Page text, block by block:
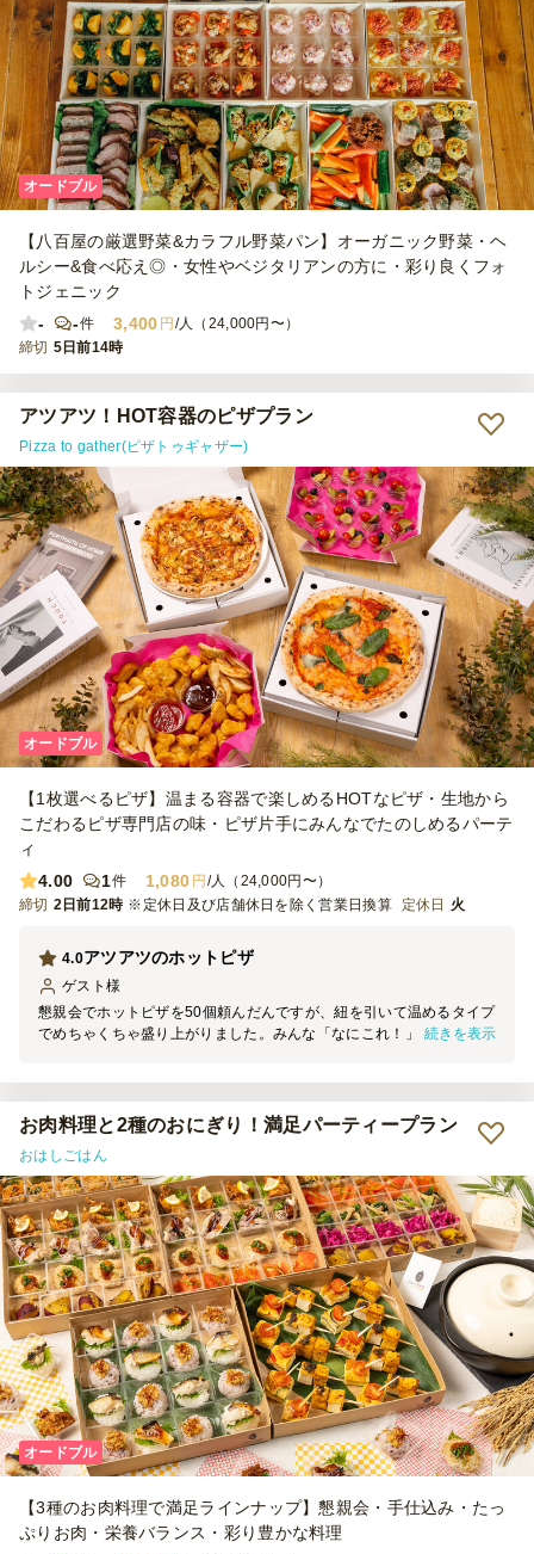
オードブル
【八百屋の厳選野菜&カラフル野菜パン】オーガニック野菜・ヘ
ルシー&食べ応え◎・女性やベジタリアンの方に・彩り良くフォ
トジェニック
-
-件 3,400 円 /人（24,000円〜）
締切 5日前14時
アツアツ！HOT容器のピザプラン
Pizza to gather(ピザトゥギャザー)
オードブル
【1枚選べるピザ】温まる容器で楽しめるHOTなピザ・生地から
こだわるピザ専門店の味・ピザ片手にみんなでたのしめるパーテ
ィ
4.00
1件 1,080 円 /人（24,000円〜）
締切 2日前12時 ※定休日及び店舗休日を除く営業日換算 定休日 火
アツアツのホットピザ
4.0
ゲスト 様
懇親会でホットピザを50個頼んだんですが、紐を引いて温めるタイプ
でめちゃくちゃ盛り上がりました。みんな「なにこれ！」って楽しそ
ょっとしたイベント感もあって大好評でした。
続きを表示
お肉料理と2種のおにぎり！満足パーティープラン
おはしごはん
オードブル
【3種のお肉料理で満足ラインナップ】懇親会・手仕込み・たっ
ぷりお肉・栄養バランス・彩り豊かな料理